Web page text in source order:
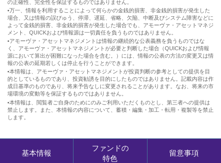
の正確性、完全性を保証するものではありません。
•万一、情報を利用することによって何らかの金銭的損害、非金銭的損害が発生した
場合、又は情報の誤びゅう、停滞、遅延、省略、欠陥、中断及びシステム障害などに
よって金銭的損害、非金銭的損害が発生した場合でも、アモーヴァ・アセットマネジ
メント、QUICKおよび情報源は一切責任を負うものではありません。
•アモーヴァ・アセットマネジメントは情報の継続的な公表義務を負うものではな
く、アモーヴァ・アセットマネジメントが必要と判断した場合（QUICKおよび情報
源において算出が困難になった場合を含む。）には、情報の公表の方法の変更又は情
報の公表の延期若しくは停止を行うことができます。
•本情報は、アモーヴァ・アセットマネジメントが投資判断の参考としての提供を目
的としているものであり、投資勧誘を目的にしたものではありません。記載内容は作
成日基準のものであり、将来予告なしに変更されることがあります。なお、将来の市
場環境の変動等を保証するものではありません。
•本情報は、閲覧者ご自身のためにのみご利用いただくものとし、第三者への提供は
禁止します。また、本情報の内容について、蓄積・編集・加工・転用・複製等を禁止
します。
基本情報
ファンドの
特色
留意事項